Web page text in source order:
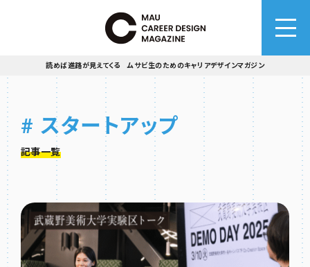
読めば進路が見えてくる ムサビ生のためのキャリアデザインマガジン
# スタートアップ
記事一覧